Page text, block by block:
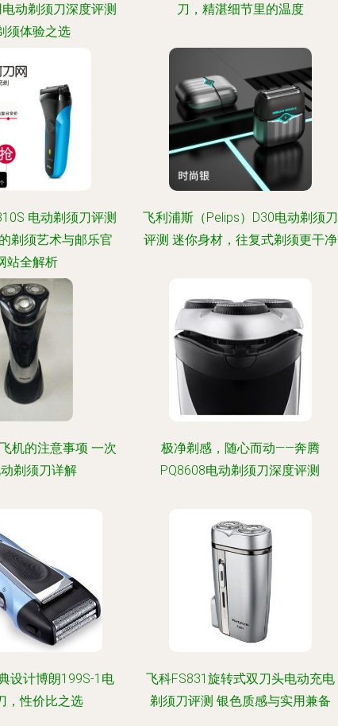
动剃须刀深度评测
须体验之选
刀，精湛细节里的温度
电动剃须刀评测
剃须艺术与邮乐官
站全解析
飞利浦斯（Pelips）D30电动剃须刀
评测 迷你身材，往复式剃须更干净
机的注意事项 一次
剃须刀详解
极净剃感，随心而动——奔腾
PQ8608电动剃须刀深度评测
设计博朗199S-1电
，性价比之选
飞科FS831旋转式双刀头电动充电
剃须刀评测 银色质感与实用兼备